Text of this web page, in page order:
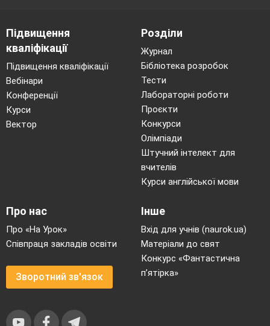
Підвищення
кваліфікації
Підвищення кваліфікації
Вебінари
Конференції
Курси
Вектор
Розділи
Журнал
Бібліотека розробок
Тести
Лабораторні роботи
Проєкти
Конкурси
Олімпіади
Штучний інтелект для
вчителів
Курси англійської мови
Про нас
Про «На Урок»
Співпраця закладів освіти
Зворотний зв'язок
Інше
Вхід для учнів (naurok.ua)
Матеріали до свят
Конкурс «Фантастична
п’ятірка»